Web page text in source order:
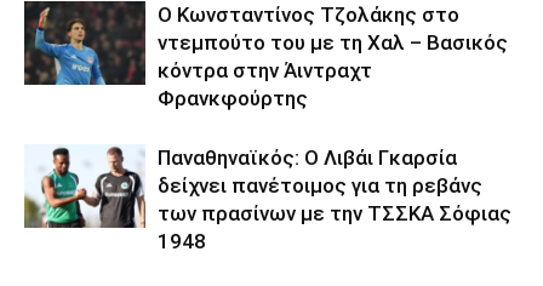
Ο Κωνσταντίνος Τζολάκης στο
ντεμπούτο του με τη Χαλ – Βασικός
κόντρα στην Άιντραχτ
Φρανκφούρτης
Παναθηναϊκός: Ο Λιβάι Γκαρσία
δείχνει πανέτοιμος για τη ρεβάνς
των πρασίνων με την ΤΣΣΚΑ Σόφιας
1948